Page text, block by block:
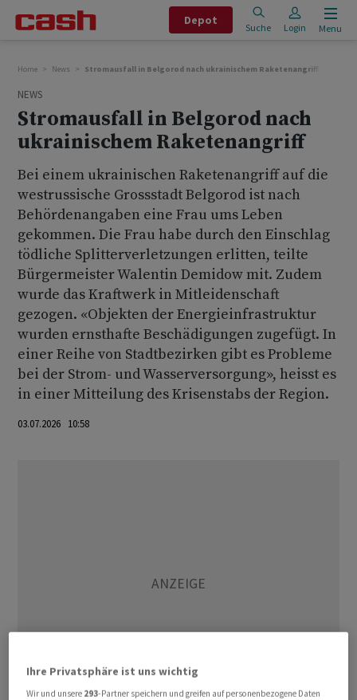
Depot
Suche Login Menu
Home News Stromausfall in Belgorod nach ukrainischem Raketenangriff
NEWS
Stromausfall in Belgorod nach
ukrainischem Raketenangriff
Bei einem ukrainischen Raketenangriff auf die
westrussische Grossstadt Belgorod ist nach
Behördenangaben eine Frau ums Leben
gekommen. Die Frau habe durch den Einschlag
tödliche Splitterverletzungen erlitten, teilte
Bürgermeister Walentin Demidow mit. Zudem
wurde das Kraftwerk in Mitleidenschaft
gezogen. «Objekten der Energieinfrastruktur
wurden ernsthafte Beschädigungen zugefügt. In
einer Reihe von Stadtbezirken gibt es Probleme
bei der Strom- und Wasserversorgung», heisst es
in einer Mitteilung des Krisenstabs der Region.
03.07.2026 10:58
Ihre Privatsphäre ist uns wichtig
Wir und unsere 293-Partner speichern und greifen auf personenbezogene Daten